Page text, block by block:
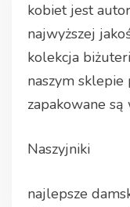
kobiet jest
najwyższej
kolekcja
naszym
zapakowane
Naszyjniki
najlepsze